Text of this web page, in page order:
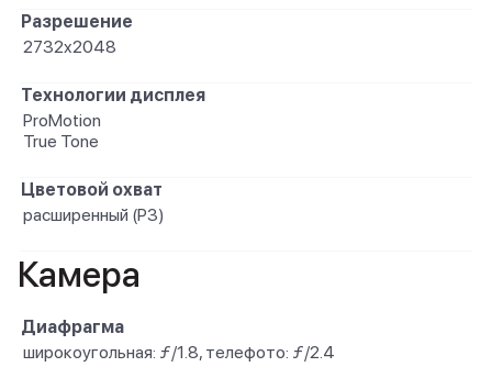
Разрешение
2732x2048
Технологии дисплея
ProMotion
True Tone
Цветовой охват
расширенный (P3)
Камера
Диафрагма
широкоугольная: ƒ/1.8, телефото: ƒ/2.4